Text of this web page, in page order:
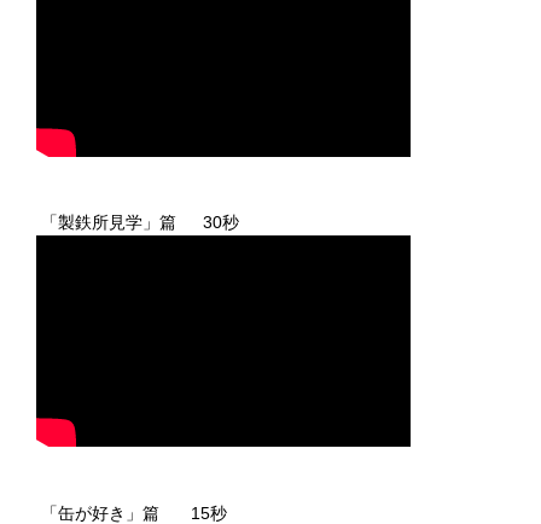
「製鉄所見学」篇 30秒
「缶が好き」篇 15秒